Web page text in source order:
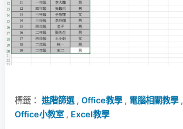
標籤： 進階篩選, Office教學, 電腦相關教學,
Office小教室 , Excel教學